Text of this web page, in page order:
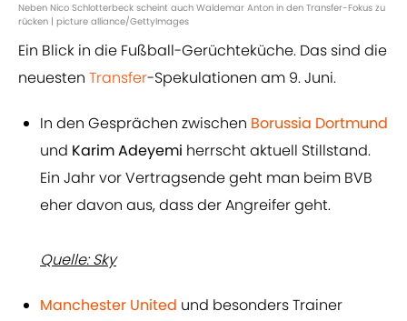
Neben Nico Schlotterbeck scheint auch Waldemar Anton in den Transfer-Fokus zu
rücken | picture alliance/GettyImages
Ein Blick in die Fußball-Gerüchteküche. Das sind die
neuesten Transfer-Spekulationen am 9. Juni.
In den Gesprächen zwischen Borussia Dortmund
und Karim Adeyemi herrscht aktuell Stillstand.
Ein Jahr vor Vertragsende geht man beim BVB
eher davon aus, dass der Angreifer geht.
Quelle: Sky
Manchester United und besonders Trainer